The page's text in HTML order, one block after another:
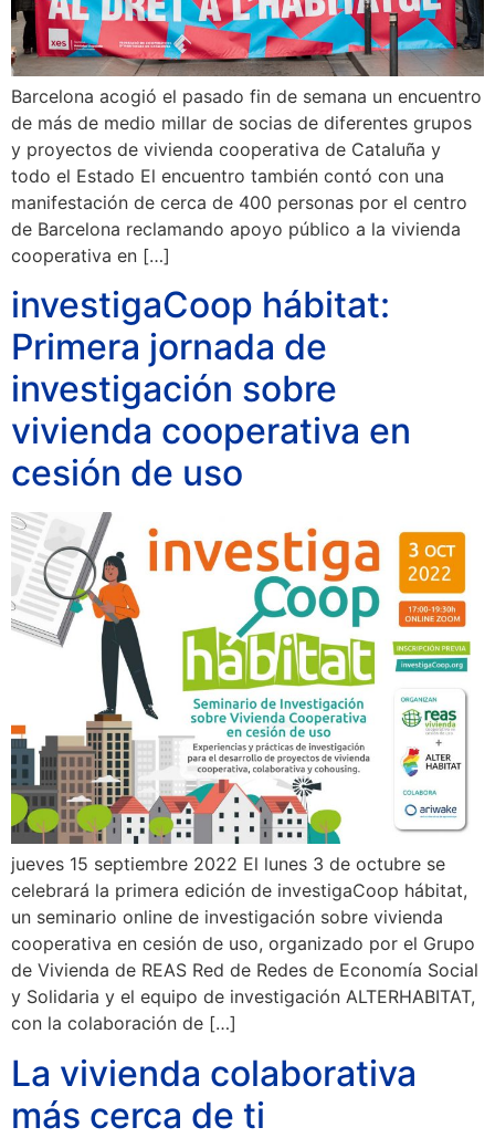
Barcelona acogió el pasado fin de semana un encuentro
de más de medio millar de socias de diferentes grupos
y proyectos de vivienda cooperativa de Cataluña y
todo el Estado El encuentro también contó con una
manifestación de cerca de 400 personas por el centro
de Barcelona reclamando apoyo público a la vivienda
cooperativa en […]
investigaCoop hábitat:
Primera jornada de
investigación sobre
vivienda cooperativa en
cesión de uso
jueves 15 septiembre 2022 El lunes 3 de octubre se
celebrará la primera edición de investigaCoop hábitat,
un seminario online de investigación sobre vivienda
cooperativa en cesión de uso, organizado por el Grupo
de Vivienda de REAS Red de Redes de Economía Social
y Solidaria y el equipo de investigación ALTERHABITAT,
con la colaboración de […]
La vivienda colaborativa
más cerca de ti